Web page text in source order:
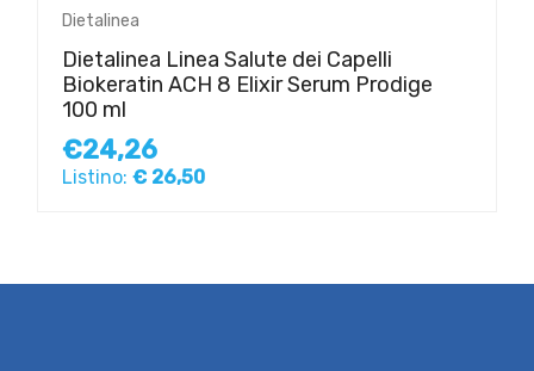
Dietalinea
Dietalinea Linea Salute dei Capelli
Biokeratin ACH 8 Elixir Serum Prodige
100 ml
€24,26
Listino: € 26,50